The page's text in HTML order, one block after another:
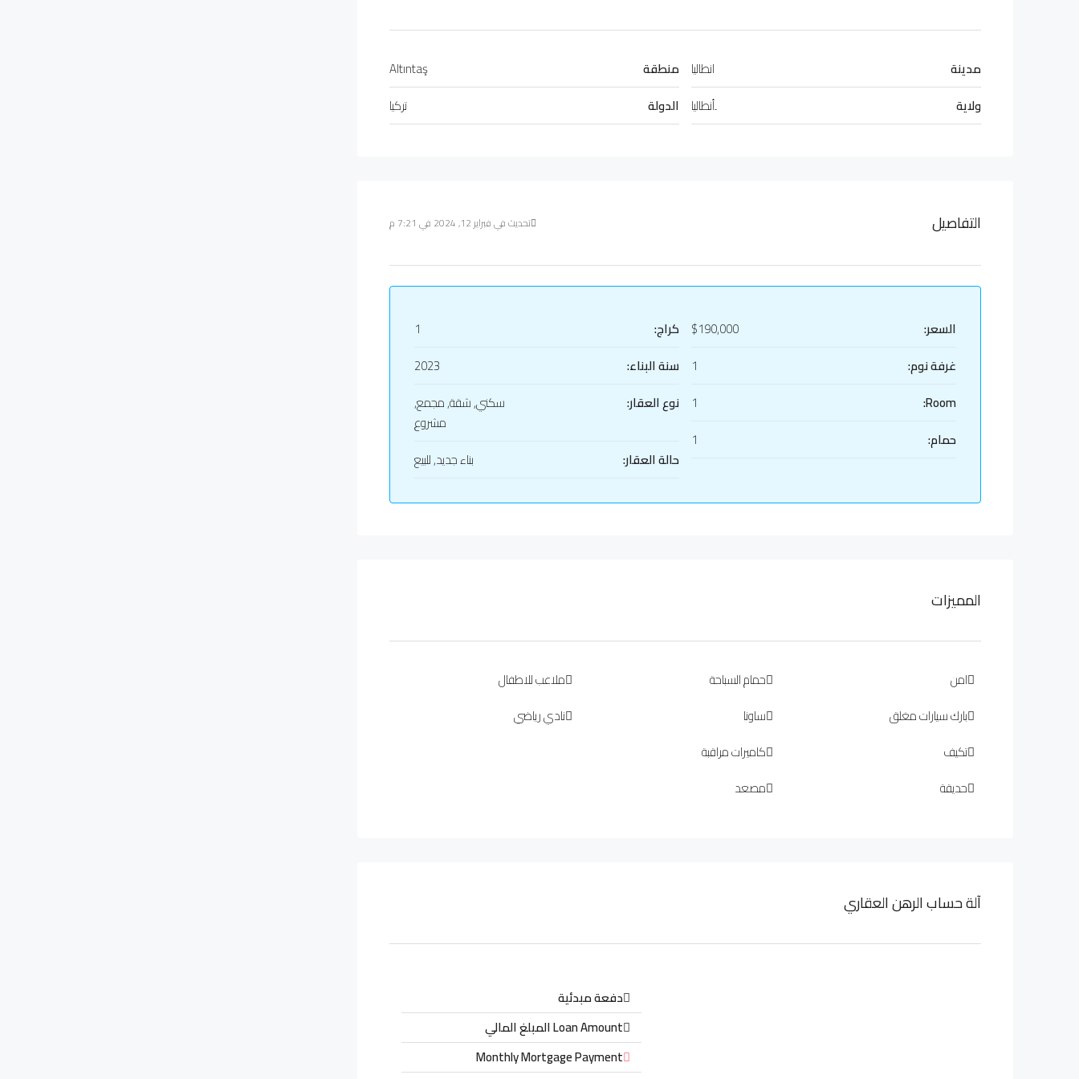
مدينة
انطاليا
ولاية
ِأنطاليا
منطقة
Altıntaş
الدولة
تركيا
التفاصيل تحديث في فبراير 12, 2024 في 7:21 م
السعر:
$190,000
غرفة نوم:
1
Room:
1
حمام:
1
كراج:
1
سنة البناء:
2023
نوع العقار:
سكني, شقة, مجمع,
مشروع
حالة العقار:
بناء جديد, للبيع
المميزات
امن
بارك سيارات مغلق
تكيف
حديقة
حمام السباحة
ساونا
كاميرات مراقبة
مصعد
ملاعب للاطفال
نادي رياضي
آلة حساب الرهن العقاري
دفعة مبدئية
Loan Amount المبلغ المالي
Monthly Mortgage Payment